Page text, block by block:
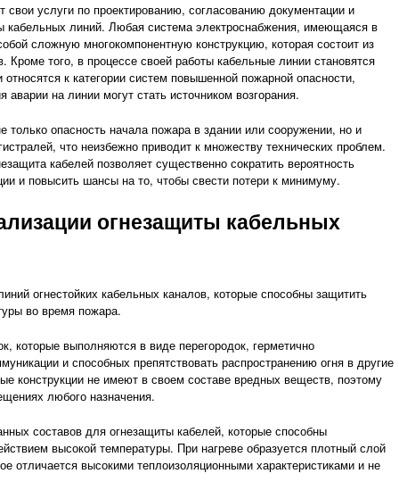
услуги по проектированию, согласованию документации и
кабельных линий. Любая система электроснабжения, имеющаяся в
сложную многокомпонентную конструкцию, которая состоит из
Кроме того, в процессе своей работы кабельные линии становятся
к категории систем повышенной пожарной опасности,
аварии на линии могут стать источником возгорания.
только опасность начала пожара в здании или сооружении, но и
что неизбежно приводит к множеству технических проблем.
кабелей позволяет существенно сократить вероятность
и повысить шансы на то, чтобы свести потери к минимуму.
огнезащиты кабельных
огнестойких кабельных каналов, которые способны защитить
во время пожара.
которые выполняются в виде перегородок, герметично
и способных препятствовать распространению огня в другие
конструкции не имеют в своем составе вредных веществ, поэтому
любого назначения.
составов для огнезащиты кабелей, которые способны
высокой температуры. При нагреве образуется плотный слой
отличается высокими теплоизоляционными характеристиками и не